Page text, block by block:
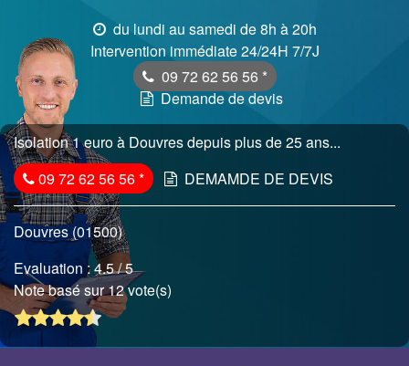
du lundi au samedi de 8h à 20h
Intervention immédiate 24/24H 7/7J
09 72 62 56 56 *
Demande de devis
Isolation 1 euro à Douvres depuis plus de 25 ans...
09 72 62 56 56* DEMAMDE DE DEVIS
Douvres (01500)
Evaluation :4.5/ 5
Note basé sur 12 vote(s)